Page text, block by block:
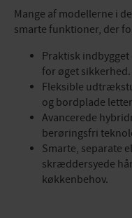
Mange af modellerne i
smarte funktioner, der
Praktisk
for øget sikkerhed.
Fleksible
og bordplade
Avancerede
berøringsfri
Smarte, separate
skræddersyede
køkkenbehov.